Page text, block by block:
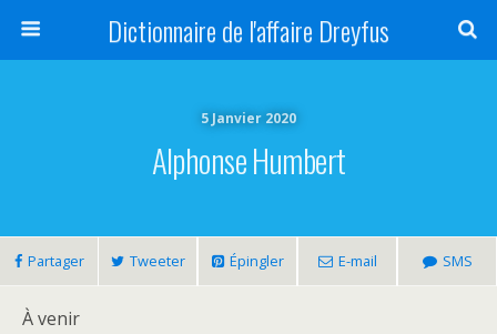
Dictionnaire de l'affaire Dreyfus
5 Janvier 2020
Alphonse Humbert
Partager Tweeter Épingler E-mail SMS
À venir